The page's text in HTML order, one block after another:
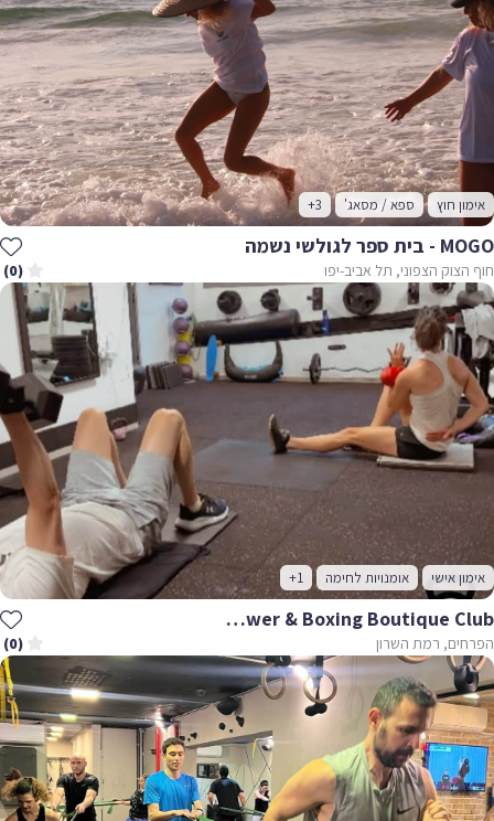
אימון חוץ ספא / מסאג' +3
MOGO - בית ספר לגולשי נשמה
חוף הצוק הצפוני, תל אביב-יפו (0)
אימון אישי אומנויות לחימה +1
Functional Power & Boxing Boutique Club
הפרחים, רמת השרון (0)